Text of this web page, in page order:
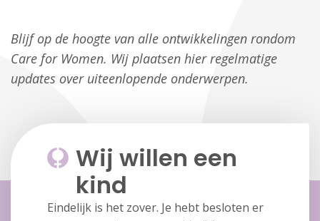
Blijf op de hoogte van alle ontwikkelingen rondom
Care for Women. Wij plaatsen hier regelmatige
updates over uiteenlopende onderwerpen.
Wij willen een
kind
Eindelijk is het zover. Je hebt besloten er